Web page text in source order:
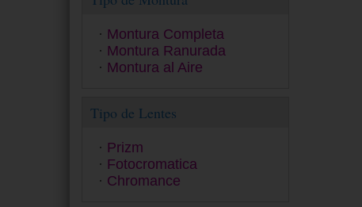
Ray-Ban
Ray-Ban Junior
Seventh Street
Swarovski
Tommy Hilfiger
Tous
Under Armour
Montura Completa
Montura Ranurada
Montura al Aire
Tipo de Lentes
Prizm
Fotocromatica
Chromance